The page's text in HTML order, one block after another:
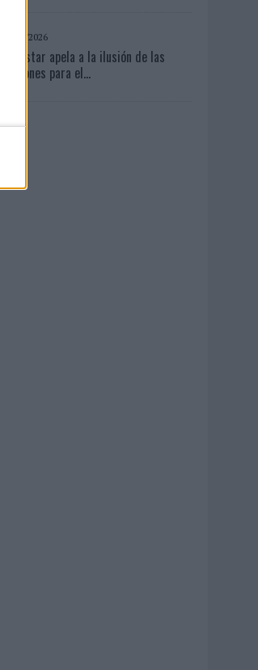
03/08/2026
Movistar apela a la ilusión de las
aficiones para el...